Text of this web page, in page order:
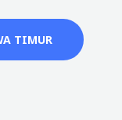
TIMUR